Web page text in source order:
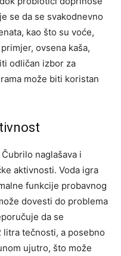
se da se svakodnevno
kao što su voće,
ovsena kaša,
odličan izbor za
može biti koristan
naglašava i
aktivnosti. Voda igra
funkcije probavnog
dovesti do problema
da se
tečnosti, a posebno
ujutro, što može